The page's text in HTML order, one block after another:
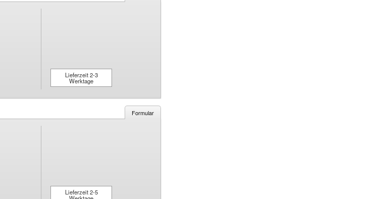
Lieferzeit 2-3
Werktage
Formular
Lieferzeit 2-5